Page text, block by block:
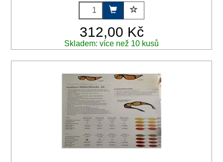
312,00 Kč
Skladem: více než 10 kusů